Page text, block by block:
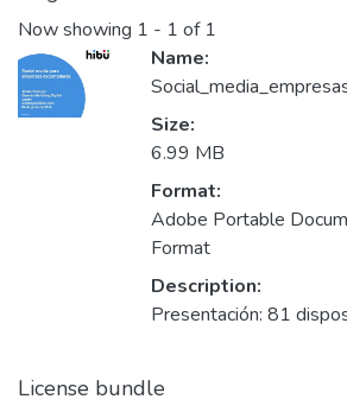
Now showing 1 - 1 of 1
Name:
Size:
6.99 MB
Format:
Adobe Portable
Format
Description:
Presentación: 81
License bundle